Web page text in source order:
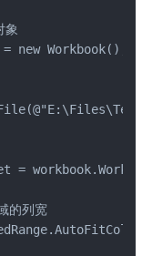
象
new Workbook();
=
的列宽